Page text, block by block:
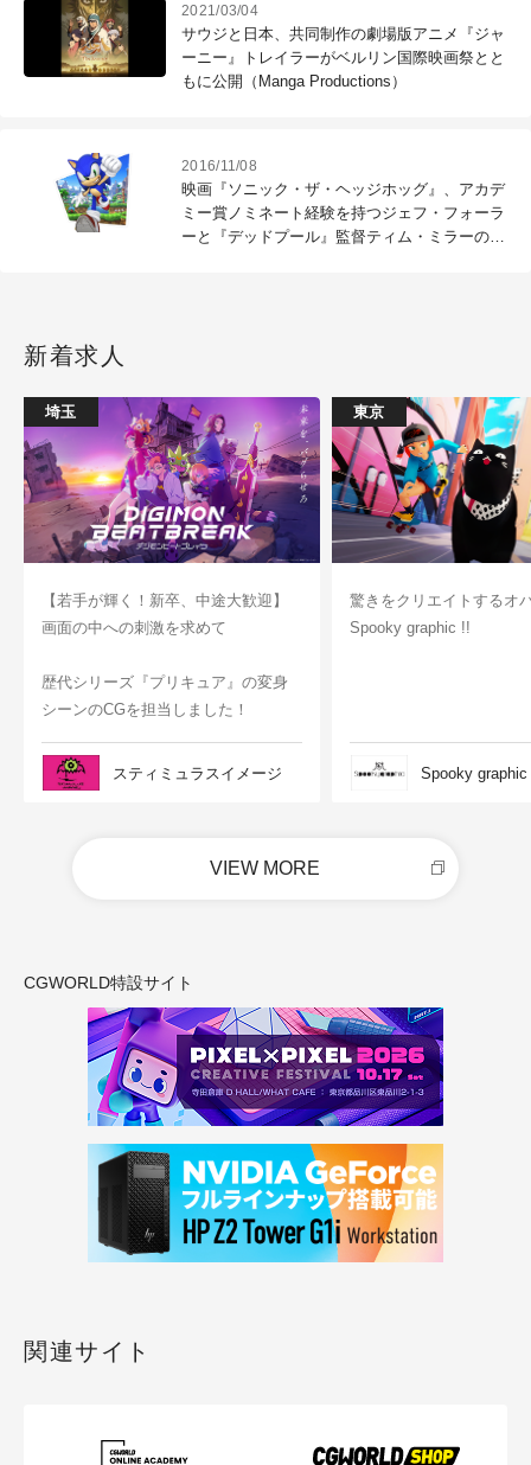
2021/03/04
サウジと日本、共同制作の劇場版アニメ『ジャ
ーニー』トレイラーがベルリン国際映画祭とと
もに公開（Manga Productions）
2016/11/08
映画『ソニック・ザ・ヘッジホッグ』、アカデ
ミー賞ノミネート経験を持つジェフ・フォーラ
ーと『デッドプール』監督ティム・ミラーの参
新着求人
埼玉
【若手が輝く！新卒、中途大歓迎】
画面の中への刺激を求めて
歴代シリーズ『プリキュア』の変身
シーンのCGを担当しました！
スティミュラスイメージ
東京
驚きをクリエイトするオ
Spooky graphic !!
Spooky graphic
VIEW MORE
CGWORLD特設サイト
関連サイト